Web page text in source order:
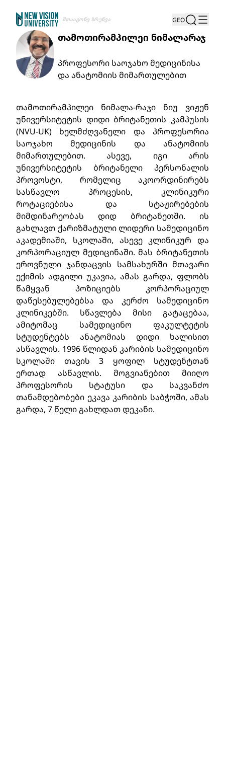
Შთააგონე Ზრუნვა GEO
თამოთირამპილეი ნიმალარაჯ
პროფესორი საოჯახო მედიცინისა
და ანატომიის მიმართულებით
თამოთირამპილეი ნიმალა-რაჯი ნიუ ვიჟენ
უნივერსიტეტის დიდი ბრიტანეთის კამპუსის
(NVU-UK) ხელმძღვანელი და პროფესორია
საოჯახო მედიცინის და ანატომიის
მიმართულებით. ასევე, იგი არის
უნივერსიტეტის ბრიტანელი პერსონალის
პროვოსტი, რომელიც აკოორდინირებს
სასწავლო პროცესის, კლინიკური
როტაციებისა და სტაჟირებების
მიმდინარეობას დიდ ბრიტანეთში. ის
გახლავთ ქარიზმატული ლიდერი სამედიცინო
აკადემიაში, სკოლაში, ასევე კლინიკურ და
კორპორაციულ მედიცინაში. მას ბრიტანეთის
ეროვნული ჯანდაცვის სამსახურში მთავარი
ექიმის ადგილი უკავია, ამას გარდა, ფლობს
წამყვან პოზიციებს კორპორაციულ
დაწესებულებებსა და კერძო სამედიცინო
კლინიკებში. სწავლება მისი გატაცებაა,
ამიტომაც სამედიცინო ფაკულტეტის
სტუდენტებს ანატომიას დიდი ხალისით
ასწავლის. 1996 წლიდან კარიბის სამედიცინო
სკოლაში თავის 3 ყოფილ სტუდენტთან
ერთად ასწავლის. მოგვიანებით მიიღო
პროფესორის სტატუსი და საკვანძო
თანამდებობები ეკავა კარიბის საბჭოში, ამას
გარდა, 7 წელი გახლდათ დეკანი.